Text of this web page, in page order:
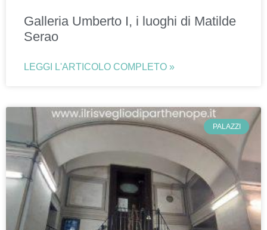
Galleria Umberto I, i luoghi di Matilde
Serao
LEGGI L'ARTICOLO COMPLETO »
PALAZZI